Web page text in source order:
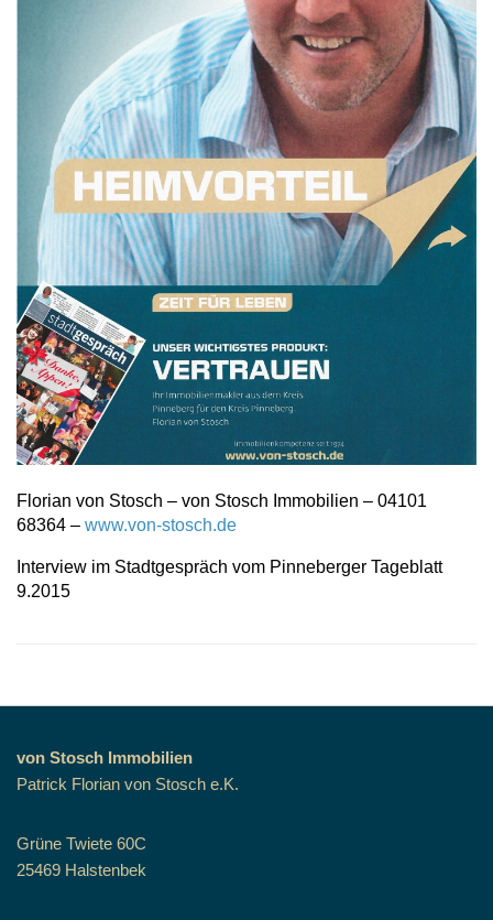
Florian von Stosch – von Stosch Immobilien – 04101
68364 – www.von-stosch.de
Interview im Stadtgespräch vom Pinneberger Tageblatt
9.2015
von Stosch Immobilien
Patrick Florian von Stosch e.K.
Grüne Twiete 60C
25469 Halstenbek